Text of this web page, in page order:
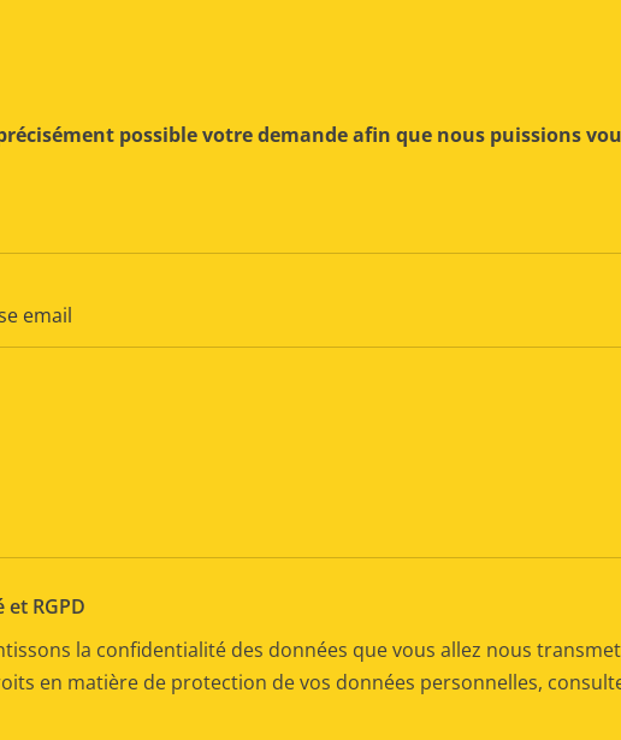
possible votre demande afin que nous puissions
RGPD
la confidentialité des données que vous allez nous
en matière de protection de vos données personnelles,